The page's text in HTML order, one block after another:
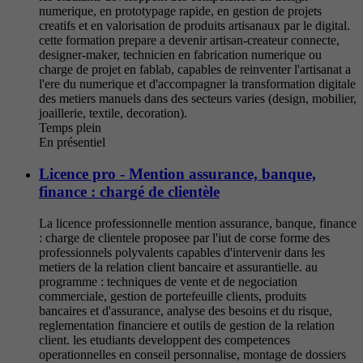
numerique, en prototypage rapide, en gestion de projets
creatifs et en valorisation de produits artisanaux par le digital.
cette formation prepare a devenir artisan-createur connecte,
designer-maker, technicien en fabrication numerique ou
charge de projet en fablab, capables de reinventer l'artisanat a
l'ere du numerique et d'accompagner la transformation digitale
des metiers manuels dans des secteurs varies (design, mobilier,
joaillerie, textile, decoration).
Temps plein
En présentiel
Licence pro - Mention assurance, banque,
finance : chargé de clientèle
La licence professionnelle mention assurance, banque, finance
: charge de clientele proposee par l'iut de corse forme des
professionnels polyvalents capables d'intervenir dans les
metiers de la relation client bancaire et assurantielle. au
programme : techniques de vente et de negociation
commerciale, gestion de portefeuille clients, produits
bancaires et d'assurance, analyse des besoins et du risque,
reglementation financiere et outils de gestion de la relation
client. les etudiants developpent des competences
operationnelles en conseil personnalise, montage de dossiers